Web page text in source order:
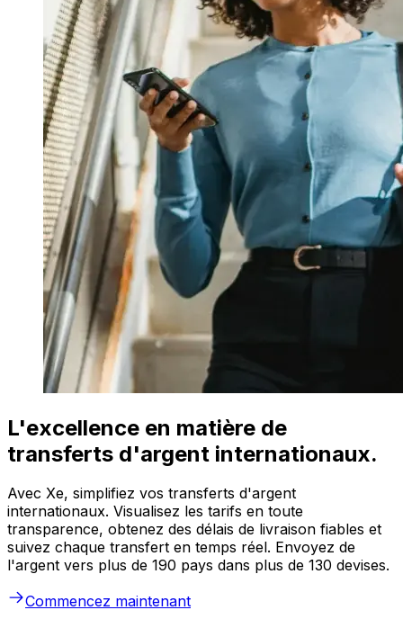
L'excellence en matière de
transferts d'argent internationaux.
Avec Xe, simplifiez vos transferts d'argent
internationaux. Visualisez les tarifs en toute
transparence, obtenez des délais de livraison fiables et
suivez chaque transfert en temps réel. Envoyez de
l'argent vers plus de 190 pays dans plus de 130 devises.
Commencez maintenant